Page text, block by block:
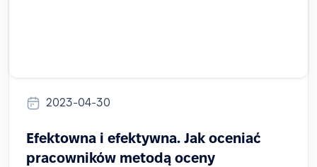
2023-04-30
Efektowna i efektywna. Jak oceniać
pracowników metodą oceny